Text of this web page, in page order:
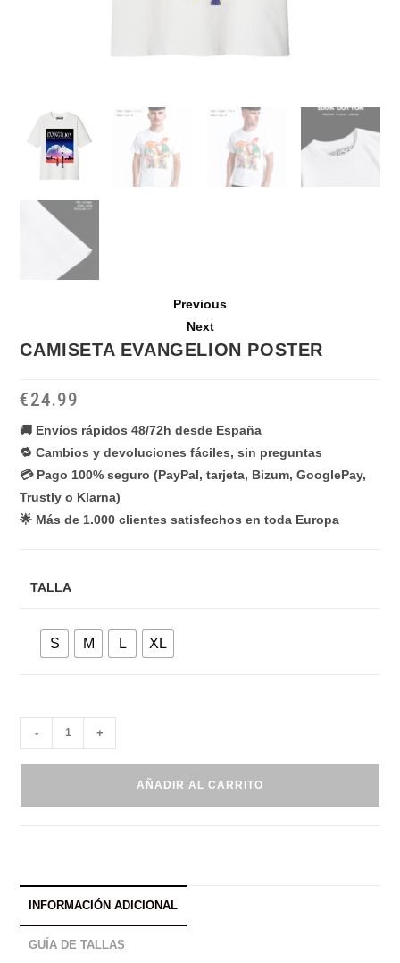
Previous
Next
CAMISETA EVANGELION POSTER
€24.99
🚚 Envíos rápidos 48/72h desde España
🔁 Cambios y devoluciones fáciles, sin preguntas
💳 Pago 100% seguro (PayPal, tarjeta, Bizum, GooglePay,
Trustly o Klarna)
🌟 Más de 1.000 clientes satisfechos en toda Europa
TALLA
S M L XL
- +
AÑADIR AL CARRITO
INFORMACIÓN ADICIONAL
GUÍA DE TALLAS